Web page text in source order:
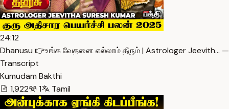
24:12
Dhanusu 👉உங்க வேதனை எல்லாம் தீரும் | Astrologer Jeevith… —
Transcript
Kumudam Bakthi
1,922
1 Tamil